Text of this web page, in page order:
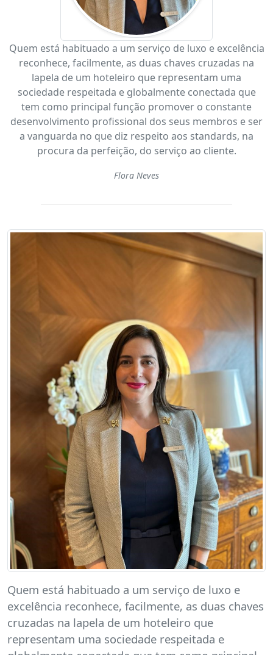
Quem está habituado a um serviço de luxo e excelência
reconhece, facilmente, as duas chaves cruzadas na
lapela de um hoteleiro que representam uma
sociedade respeitada e globalmente conectada que
tem como principal função promover o constante
desenvolvimento profissional dos seus membros e ser
a vanguarda no que diz respeito aos standards, na
procura da perfeição, do serviço ao cliente.
Flora Neves
Quem está habituado a um serviço de luxo e
excelência reconhece, facilmente, as duas chaves
cruzadas na lapela de um hoteleiro que
representam uma sociedade respeitada e